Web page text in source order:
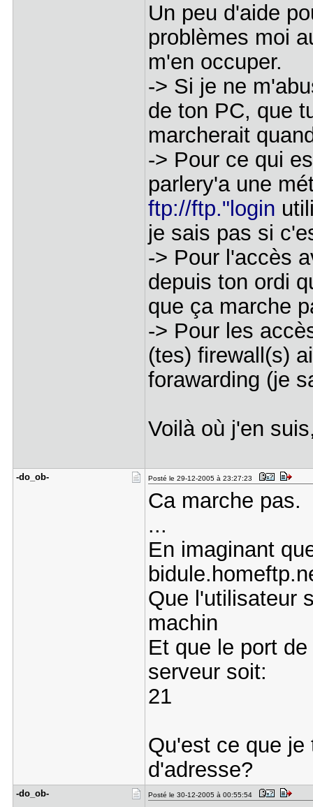
Un peu d'aide
problèmes moi
m'en occuper.
-> Si je ne
de ton PC, que
marcherait
-> Pour ce qui
parlery'a une
ftp://ftp."login
je sais pas si
-> Pour l'accès
depuis ton ordi
que ça marche
-> Pour les
(tes) firewall(s)
forawarding (je
Voilà où j'en
-do_ob- Posté le 29-12-2005 à 23:27:23
Ca marche pas.
...
En imaginant
Que l'utilisateur
machin
Et que le port
serveur soit:
21
Qu'est ce que je
d'adresse?
-do_ob- Posté le 30-12-2005 à 00:55:54